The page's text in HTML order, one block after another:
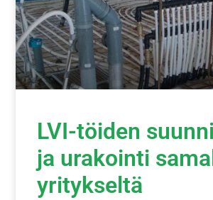
LVI-töiden
ja urakointi
yritykseltä